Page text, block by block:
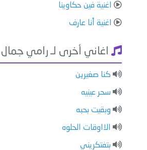
اغنية فين حكاوينا
اغنية أنا عارف
اغاني أخرى لـ رامي جمال
كنا صغيرين
سحر عينيه
وبقيت بحبه
الااوقات الحلوه
⁠بتفتكريني